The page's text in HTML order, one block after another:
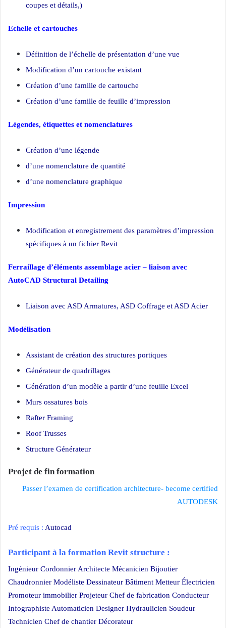
coupes et détails,)
Echelle et cartouches
Définition de l’échelle de présentation d’une vue
Modification d’un cartouche existant
Création d’une famille de cartouche
Création d’une famille de feuille d’impression
Légendes, étiquettes et nomenclatures
Création d’une légende
d’une nomenclature de quantité
d’une nomenclature graphique
Impression
Modification et enregistrement des paramètres d’impression
spécifiques à un fichier Revit
Ferraillage d’éléments assemblage acier – liaison avec
AutoCAD Structural Detailing
Liaison avec ASD Armatures, ASD Coffrage et ASD Acier
Modélisation
Assistant de création des structures portiques
Générateur de quadrillages
Génération d’un modèle a partir d’une feuille Excel
Murs ossatures bois
Rafter Framing
Roof Trusses
Structure Générateur
Projet de fin formation
Passer l’examen de certification architecture- become certified
AUTODESK
Pré requis : Autocad
Participant à la formation Revit structure :
Ingénieur Cordonnier Architecte Mécanicien Bijoutier
Chaudronnier Modéliste Dessinateur Bâtiment Metteur Électricien
Promoteur immobilier Projeteur Chef de fabrication Conducteur
Infographiste Automaticien Designer Hydraulicien Soudeur
Technicien Chef de chantier Décorateur